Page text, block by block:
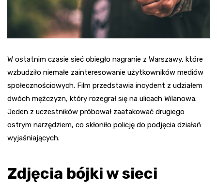
W ostatnim czasie sieć obiegło nagranie z Warszawy, które
wzbudziło niemałe zainteresowanie użytkowników mediów
społecznościowych. Film przedstawia incydent z udziałem
dwóch mężczyzn, który rozegrał się na ulicach Wilanowa.
Jeden z uczestników próbował zaatakować drugiego
ostrym narzędziem, co skłoniło policję do podjęcia działań
wyjaśniających.
Zdjęcia bójki w sieci